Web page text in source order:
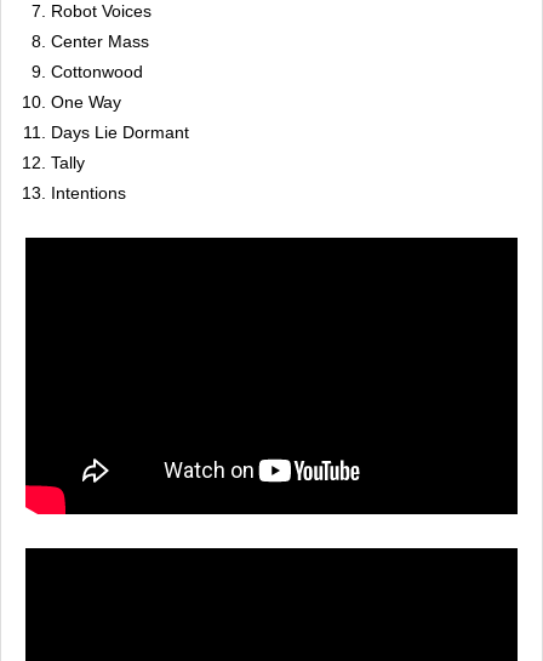
Robot Voices
Center Mass
Cottonwood
One Way
Days Lie Dormant
Tally
Intentions